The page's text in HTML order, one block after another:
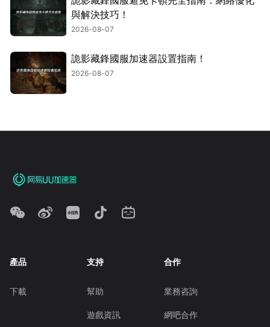
與解決技巧！
2026-08-07
詭影藏鋒國服加速器設置指南！
2026-08-07
產品
下載
支持
幫助
遊戲資訊
合作
業務咨詢
網吧合作